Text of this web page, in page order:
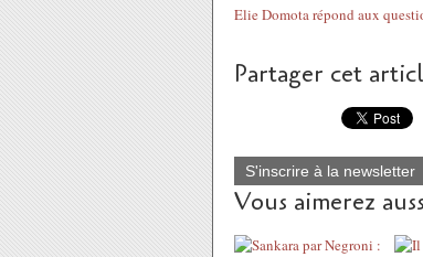
Elie Domota répond aux
Partager cet
S'inscrire à la newsletter
Vous aimerez